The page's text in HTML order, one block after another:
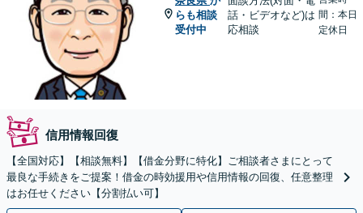
らも相談
受付中
話・ビデオなど)は
応相談
間：本日
定休日
信用情報回復
【全国対応】【相談無料】【借金分野に特化】ご相談者さまにとって
最良な手続きをご提案！借金の時効援用や信用情報の回復、任意整理
はお任せください【分割払い可】